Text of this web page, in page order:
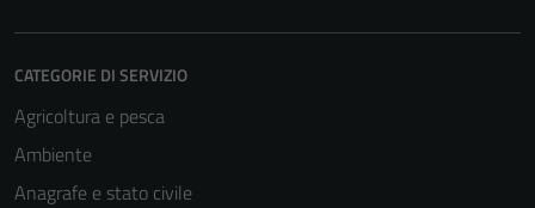
CATEGORIE DI SERVIZIO
Agricoltura e pesca
Ambiente
Anagrafe e stato civile